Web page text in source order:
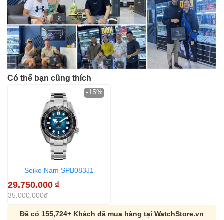
Có thể bạn cũng thích
Seiko Nam SPB083J1
29.750.000 ₫
35.000.000đ
-15%
Đã có 155,724+ Khách đã mua hàng tại WatchStore.vn